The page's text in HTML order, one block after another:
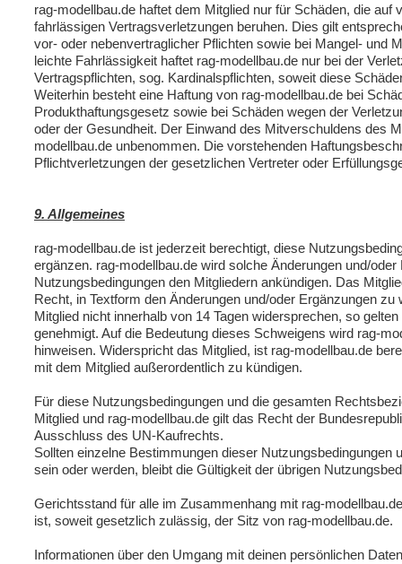
rag-modellbau.de haftet dem Mitglied nur für Schäden, die auf
fahrlässigen Vertragsverletzungen beruhen. Dies gilt
vor- oder nebenvertraglicher Pflichten sowie bei Mangel- und
leichte Fahrlässigkeit haftet rag-modellbau.de nur bei der
Vertragspflichten, sog. Kardinalspflichten, soweit diese
Weiterhin besteht eine Haftung von rag-modellbau.de bei
Produkthaftungsgesetz sowie bei Schäden wegen der
oder der Gesundheit. Der Einwand des Mitverschuldens des
modellbau.de unbenommen. Die vorstehenden
Pflichtverletzungen der gesetzlichen Vertreter oder
9. Allgemeines
rag-modellbau.de ist jederzeit berechtigt, diese
ergänzen. rag-modellbau.de wird solche Änderungen und/oder
Nutzungsbedingungen den Mitgliedern ankündigen. Das
Recht, in Textform den Änderungen und/oder Ergänzungen zu
Mitglied nicht innerhalb von 14 Tagen widersprechen, so
genehmigt. Auf die Bedeutung dieses Schweigens wird rag-
hinweisen. Widerspricht das Mitglied, ist rag-modellbau.de
mit dem Mitglied außerordentlich zu kündigen.
Für diese Nutzungsbedingungen und die gesamten
Mitglied und rag-modellbau.de gilt das Recht der
Ausschluss des UN-Kaufrechts.
Sollten einzelne Bestimmungen dieser Nutzungsbedingungen
sein oder werden, bleibt die Gültigkeit der übrigen
Gerichtsstand für alle im Zusammenhang mit rag-
ist, soweit gesetzlich zulässig, der Sitz von rag-modellbau.de.
Informationen über den Umgang mit deinen persönlichen